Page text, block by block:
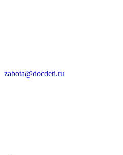
zabota@docdeti.ru